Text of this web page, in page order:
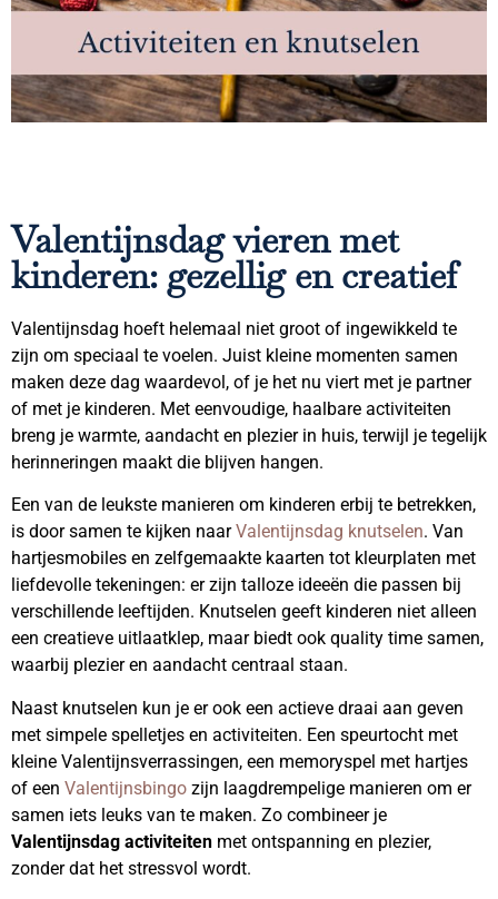
Valentijnsdag vieren met
kinderen: gezellig en creatief
Valentijnsdag hoeft helemaal niet groot of ingewikkeld te
zijn om speciaal te voelen. Juist kleine momenten samen
maken deze dag waardevol, of je het nu viert met je partner
of met je kinderen. Met eenvoudige, haalbare activiteiten
breng je warmte, aandacht en plezier in huis, terwijl je tegelijk
herinneringen maakt die blijven hangen.
Een van de leukste manieren om kinderen erbij te betrekken,
is door samen te kijken naarValentijnsdag knutselen. Van
hartjesmobiles en zelfgemaakte kaarten tot kleurplaten met
liefdevolle tekeningen: er zijn talloze ideeën die passen bij
verschillende leeftijden. Knutselen geeft kinderen niet alleen
een creatieve uitlaatklep, maar biedt ook quality time samen,
waarbij plezier en aandacht centraal staan.
Naast knutselen kun je er ook een actieve draai aan geven
met simpele spelletjes en activiteiten. Een speurtocht met
kleine Valentijnsverrassingen, een memoryspel met hartjes
of een Valentijnsbingo zijn laagdrempelige manieren om er
samen iets leuks van te maken. Zo combineer je
Valentijnsdag activiteiten met ontspanning en plezier,
zonder dat het stressvol wordt.